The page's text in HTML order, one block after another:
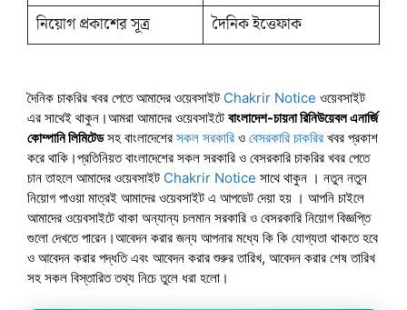
নিয়োগ প্রকাশের সূত্র
দৈনিক ইত্তেফাক
দৈনিক চাকরির খবর পেতে আমাদের ওয়েবসাইট Chakrir Notice ওয়েবসাইট
এর সাথেই থাকুন।আমরা আমাদের ওয়েবসাইটে বাংলাদেশ-চায়না রিনিউয়েবল এনার্জি
কোম্পানি লিমিটেডসহ বাংলাদেশের সকল সরকারি ও বেসরকারি চাকরির খবর প্রকাশ
করে থাকি।প্রতিনিয়ত বাংলাদেশের সকল সরকারি ও বেসরকারি চাকরির খবর পেতে
চান তাহলে আমাদের ওয়েবসাইট Chakrir Notice সাথে থাকুন । নতুন নতুন
নিয়োগ পাওয়া মাত্রই আমাদের ওয়েবসাইট এ আপডেট দেয়া হয় । আপনি চাইলে
আমাদের ওয়েবসাইটে থাকা অন্যান্য চলমান সরকারি ও বেসরকারি নিয়োগ বিজ্ঞপ্তি
গুলো দেখতে পারেন।আবেদন করার জন্য আপনার মধ্যে কি কি যোগ্যতা থাকতে হবে
ও আবেদন করার পদ্ধতি এবং আবেদন করার শুরুর তারিখ, আবেদন করার শেষ তারিখ
সহ সকল বিস্তারিত তথ্য নিচে তুলে ধরা হলো।